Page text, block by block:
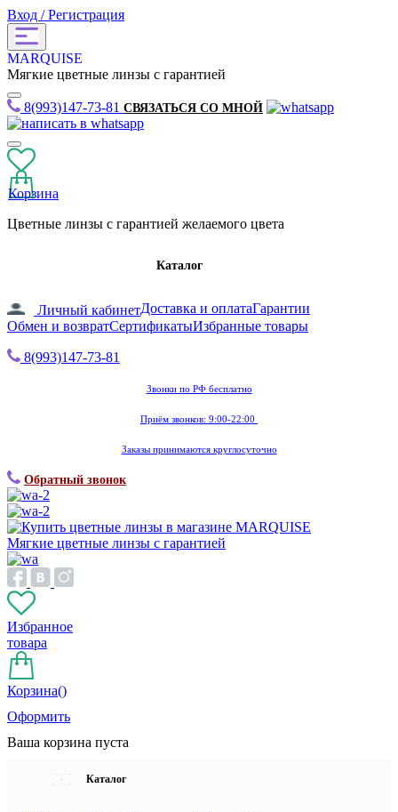
Вход / Регистрация
MARQUISE
Мягкие цветные линзы с гарантией
8(993)147-73-81 СВЯЗАТЬСЯ СО МНОЙ
Корзина
Цветные линзы с гарантией желаемого цвета
Каталог
Личный кабинетДоставка и оплатаГарантии
Обмен и возвратСертификатыИзбранные товары
8(993)147-73-81
Звонки по РФ бесплатно
Приём звонков: 9:00-22:00
Заказы принимаются круглосуточно
Обратный звонок
Мягкие цветные линзы с гарантией
Избранное
товара
Корзина()
Оформить
Ваша корзина пуста
Каталог